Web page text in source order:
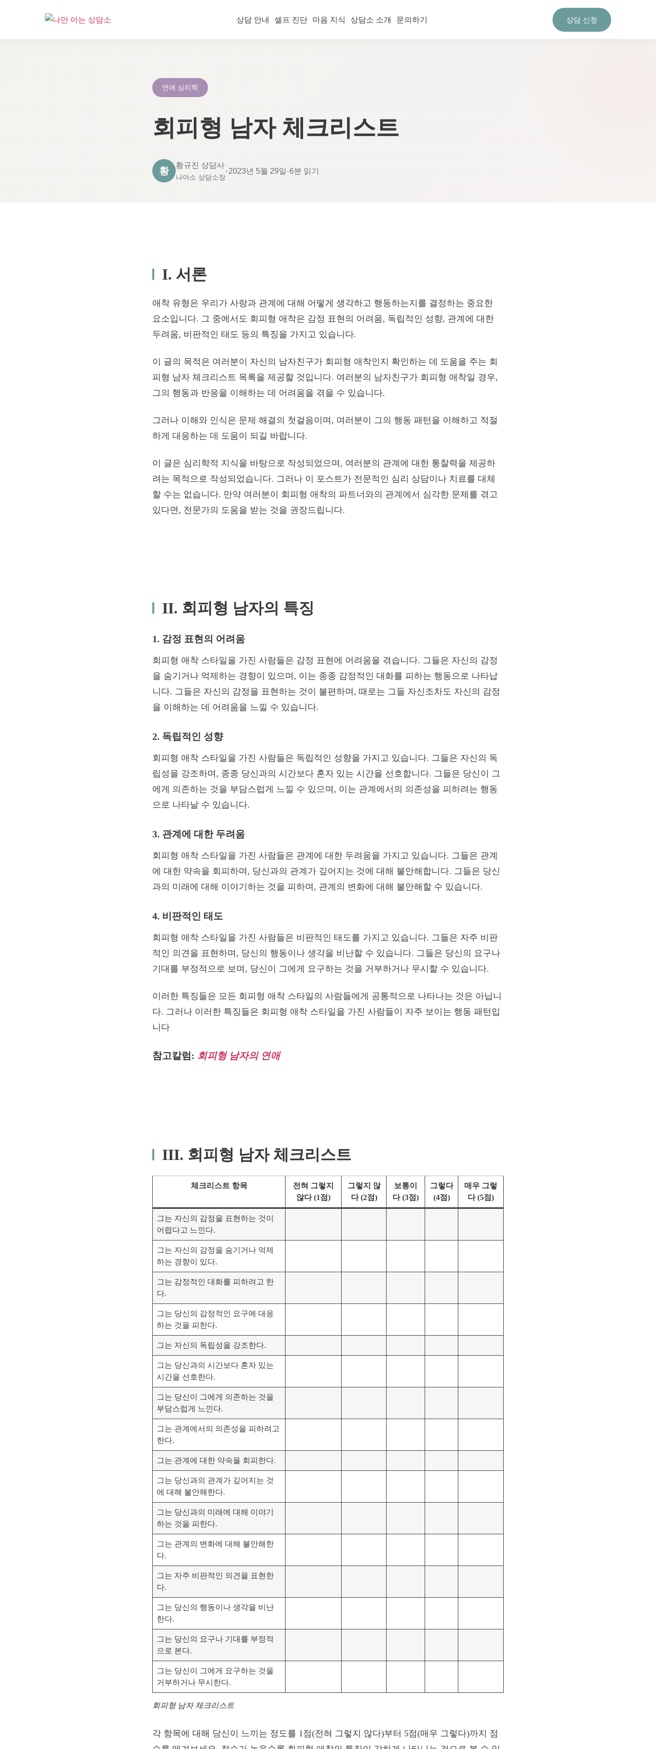
상담 안내 셀프 진단 마음 지식 상담소 소개 문의하기 상담 신청
연애 심리학
회피형 남자 체크리스트
황
황규진 상담사
나아소 상담소장
•2023년 5월 29일•6분 읽기
I. 서론
애착 유형은 우리가 사랑과 관계에 대해 어떻게 생각하고 행동하는지를 결정하는 중요한
요소입니다. 그 중에서도 회피형 애착은 감정 표현의 어려움, 독립적인 성향, 관계에 대한
두려움, 비판적인 태도 등의 특징을 가지고 있습니다.
이 글의 목적은 여러분이 자신의 남자친구가 회피형 애착인지 확인하는 데 도움을 주는 회
피형 남자 체크리스트 목록을 제공할 것입니다. 여러분의 남자친구가 회피형 애착일 경우,
그의 행동과 반응을 이해하는 데 어려움을 겪을 수 있습니다.
그러나 이해와 인식은 문제 해결의 첫걸음이며, 여러분이 그의 행동 패턴을 이해하고 적절
하게 대응하는 데 도움이 되길 바랍니다.
이 글은 심리학적 지식을 바탕으로 작성되었으며, 여러분의 관계에 대한 통찰력을 제공하
려는 목적으로 작성되었습니다. 그러나 이 포스트가 전문적인 심리 상담이나 치료를 대체
할 수는 없습니다. 만약 여러분이 회피형 애착의 파트너와의 관계에서 심각한 문제를 겪고
있다면, 전문가의 도움을 받는 것을 권장드립니다.
II. 회피형 남자의 특징
1. 감정 표현의 어려움
회피형 애착 스타일을 가진 사람들은 감정 표현에 어려움을 겪습니다. 그들은 자신의 감정
을 숨기거나 억제하는 경향이 있으며, 이는 종종 감정적인 대화를 피하는 행동으로 나타납
니다. 그들은 자신의 감정을 표현하는 것이 불편하며, 때로는 그들 자신조차도 자신의 감정
을 이해하는 데 어려움을 느낄 수 있습니다.
2. 독립적인 성향
회피형 애착 스타일을 가진 사람들은 독립적인 성향을 가지고 있습니다. 그들은 자신의 독
립성을 강조하며, 종종 당신과의 시간보다 혼자 있는 시간을 선호합니다. 그들은 당신이 그
에게 의존하는 것을 부담스럽게 느낄 수 있으며, 이는 관계에서의 의존성을 피하려는 행동
으로 나타날 수 있습니다.
3. 관계에 대한 두려움
회피형 애착 스타일을 가진 사람들은 관계에 대한 두려움을 가지고 있습니다. 그들은 관계
에 대한 약속을 회피하며, 당신과의 관계가 깊어지는 것에 대해 불안해합니다. 그들은 당신
과의 미래에 대해 이야기하는 것을 피하며, 관계의 변화에 대해 불안해할 수 있습니다.
4. 비판적인 태도
회피형 애착 스타일을 가진 사람들은 비판적인 태도를 가지고 있습니다. 그들은 자주 비판
적인 의견을 표현하며, 당신의 행동이나 생각을 비난할 수 있습니다. 그들은 당신의 요구나
기대를 부정적으로 보며, 당신이 그에게 요구하는 것을 거부하거나 무시할 수 있습니다.
이러한 특징들은 모든 회피형 애착 스타일의 사람들에게 공통적으로 나타나는 것은 아닙니
다. 그러나 이러한 특징들은 회피형 애착 스타일을 가진 사람들이 자주 보이는 행동 패턴입
니다
참고칼럼: 회피형 남자의 연애
III. 회피형 남자 체크리스트
체크리스트 항목
전혀 그렇지
않다 (1점)
그렇지 않
다 (2점)
보통이
다 (3점)
그렇다
(4점)
매우 그렇
다 (5점)
그는 자신의 감정을 표현하는 것이
어렵다고 느낀다.
그는 자신의 감정을 숨기거나 억제
하는 경향이 있다.
그는 감정적인 대화를 피하려고 한
다.
그는 당신의 감정적인 요구에 대응
하는 것을 피한다.
그는 자신의 독립성을 강조한다.
그는 당신과의 시간보다 혼자 있는
시간을 선호한다.
그는 당신이 그에게 의존하는 것을
부담스럽게 느낀다.
그는 관계에서의 의존성을 피하려고
한다.
그는 관계에 대한 약속을 회피한다.
그는 당신과의 관계가 깊어지는 것
에 대해 불안해한다.
그는 당신과의 미래에 대해 이야기
하는 것을 피한다.
그는 관계의 변화에 대해 불안해한
다.
그는 자주 비판적인 의견을 표현한
다.
그는 당신의 행동이나 생각을 비난
한다.
그는 당신의 요구나 기대를 부정적
으로 본다.
그는 당신이 그에게 요구하는 것을
거부하거나 무시한다.
회피형 남자 체크리스트
각 항목에 대해 당신이 느끼는 정도를 1점(전혀 그렇지 않다)부터 5점(매우 그렇다)까지 점